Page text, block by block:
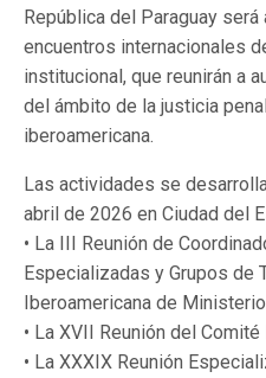
República del Paraguay
encuentros internacionales
institucional, que reunirán a
del ámbito de la justicia
iberoamericana.
Las actividades se
abril de 2026 en Ciudad del
• La III Reunión de
Especializadas y Grupos de
Iberoamericana de
• La XVII Reunión del
• La XXXIX Reunión